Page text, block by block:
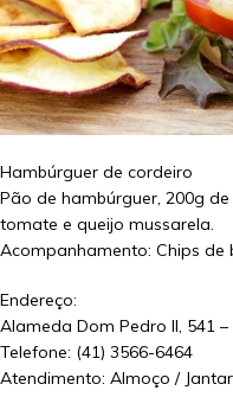
Hambúrguer de cordeiro
Pão de hambúrguer, 200g
tomate e queijo mussarela.
Acompanhamento: Chips de
Endereço:
Alameda Dom Pedro II, 541 –
Telefone: (41) 3566-6464
Atendimento: Almoço /